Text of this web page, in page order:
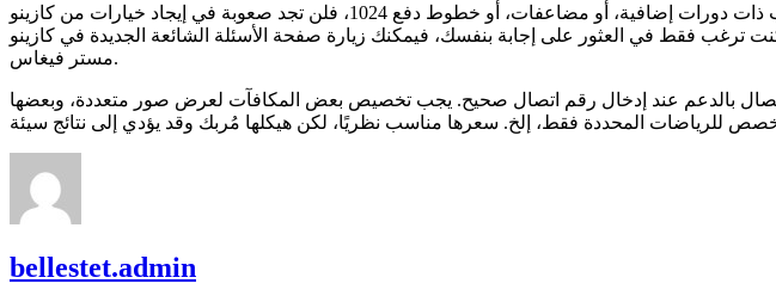
بل يمكنك أيضًا استخدام أداة البحث في النادي للعثور على لعبة فيديو مناسبة. لذا، إذا كنت تبحث عن ألعاب ذات دورات إضافية، أو مضاعفات، أو خطوط دفع 1024، فلن تجد صعوبة في إيجاد خيارات من كازينو
ترغب فقط في العثور على إجابة بنفسك، فيمكنك زيارة صفحة الأسئلة الشائعة الجديدة في كازينو
مستر فيغاس.
بالدعم عند إدخال رقم اتصال صحيح. يجب تخصيص بعض المكافآت لعرض صور متعددة، وبعضها
bellestet.admin